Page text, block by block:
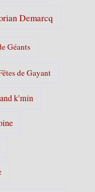
Demarcq
Géants
de Gayant
k'min